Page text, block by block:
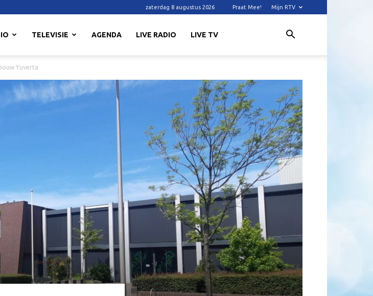
zaterdag 8 augustus 2026 Praat Mee! Mijn RTV
TELEVISIE AGENDA LIVE RADIO LIVE TV
Yuverta